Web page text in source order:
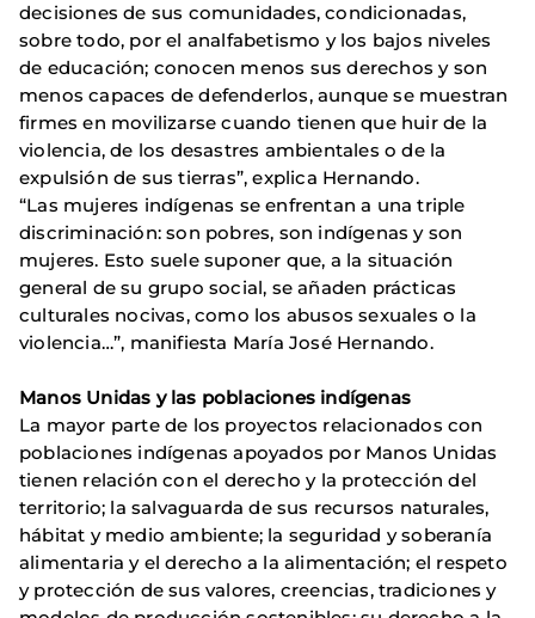
decisiones de sus comunidades, condicionadas,
sobre todo, por el analfabetismo y los bajos niveles
de educación; conocen menos sus derechos y son
menos capaces de defenderlos, aunque se muestran
firmes en movilizarse cuando tienen que huir de la
violencia, de los desastres ambientales o de la
expulsión de sus tierras”, explica Hernando.
“Las mujeres indígenas se enfrentan a una triple
discriminación: son pobres, son indígenas y son
mujeres. Esto suele suponer que, a la situación
general de su grupo social, se añaden prácticas
culturales nocivas, como los abusos sexuales o la
violencia…”, manifiesta María José Hernando.
Manos Unidas y las poblaciones indígenas
La mayor parte de los proyectos relacionados con
poblaciones indígenas apoyados por Manos Unidas
tienen relación con el derecho y la protección del
territorio; la salvaguarda de sus recursos naturales,
hábitat y medio ambiente; la seguridad y soberanía
alimentaria y el derecho a la alimentación; el respeto
y protección de sus valores, creencias, tradiciones y